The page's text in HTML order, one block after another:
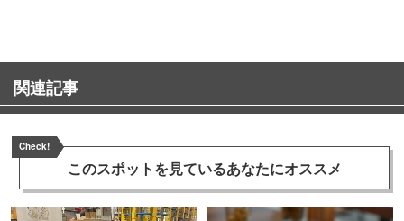
関連記事
Check!
このスポットを見ているあなたにオススメ